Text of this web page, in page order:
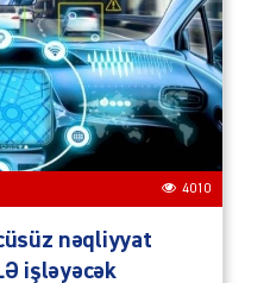
4010
nəqliyyat
işləyəcək